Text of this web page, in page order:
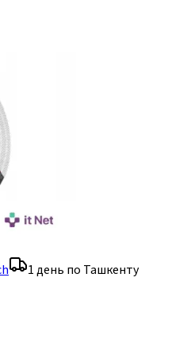
1 день по Ташкенту